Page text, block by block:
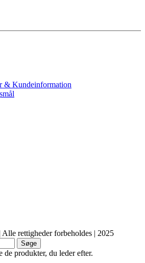
& Kundeinformation
| Alle rettigheder forbeholdes | 2025
Søge
de produkter, du leder efter.